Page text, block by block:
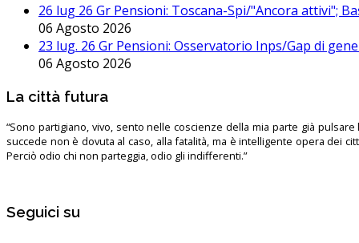
26 lug 26 Gr Pensioni: Toscana-Spi/"Ancora attivi";
06 Agosto 2026
23 lug. 26 Gr Pensioni: Osservatorio Inps/Gap di
06 Agosto 2026
La città futura
“Sono partigiano, vivo, sento nelle coscienze della mia parte già pulsare
succede non è dovuta al caso, alla fatalità, ma è intelligente opera dei
Perciò odio chi non parteggia, odio gli indifferenti.”
Seguici su